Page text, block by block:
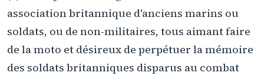
association britannique d'anciens marins ou
soldats, ou de non-militaires, tous aimant faire
de la moto et désireux de perpétuer la mémoire
des soldats britanniques disparus au combat